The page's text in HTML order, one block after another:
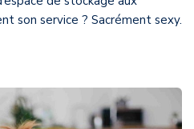
son service ? Sacrément sexy.